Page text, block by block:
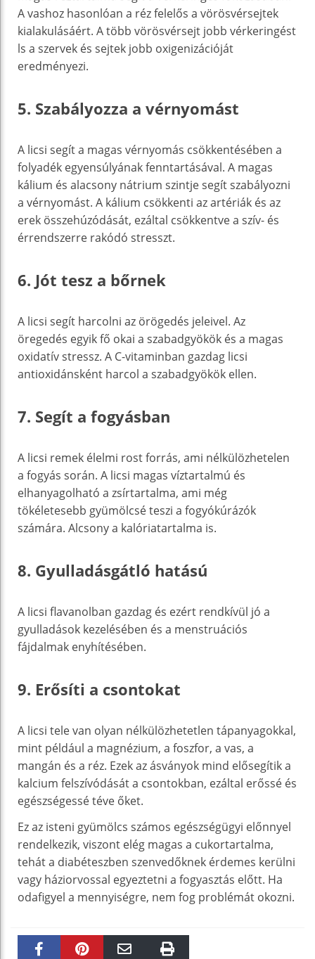
A vashoz hasonlóan a réz felelős a vörösvérsejtek
kialakulásáért. A több vörösvérsejt jobb vérkeringést
ls a szervek és sejtek jobb oxigenizációját
eredményezi.
5. Szabályozza a vérnyomást
A licsi segít a magas vérnyomás csökkentésében a
folyadék egyensúlyának fenntartásával. A magas
kálium és alacsony nátrium szintje segít szabályozni
a vérnyomást. A kálium csökkenti az artériák és az
erek összehúzódását, ezáltal csökkentve a szív- és
érrendszerre rakódó stresszt.
6. Jót tesz a bőrnek
A licsi segít harcolni az örögedés jeleivel. Az
öregedés egyik fő okai a szabadgyökök és a magas
oxidatív stressz. A C-vitaminban gazdag licsi
antioxidánsként harcol a szabadgyökök ellen.
7. Segít a fogyásban
A licsi remek élelmi rost forrás, ami nélkülözhetelen
a fogyás során. A licsi magas víztartalmú és
elhanyagolható a zsírtartalma, ami még
tökéletesebb gyümölcsé teszi a fogyókúrázók
számára. Alcsony a kalóriatartalma is.
8. Gyulladásgátló hatású
A licsi flavanolban gazdag és ezért rendkívül jó a
gyulladások kezelésében és a menstruációs
fájdalmak enyhítésében.
9. Erősíti a csontokat
A licsi tele van olyan nélkülözhetetlen tápanyagokkal,
mint például a magnézium, a foszfor, a vas, a
mangán és a réz. Ezek az ásványok mind elősegítik a
kalcium felszívódását a csontokban, ezáltal erőssé és
egészségessé téve őket.
Ez az isteni gyümölcs számos egészségügyi előnnyel
rendelkezik, viszont elég magas a cukortartalma,
tehát a diabéteszben szenvedőknek érdemes kerülni
vagy háziorvossal egyeztetni a fogyasztás előtt. Ha
odafigyel a mennyiségre, nem fog problémát okozni.